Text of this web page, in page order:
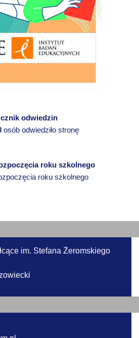
odwiedzin
osób odwiedziło stronę
roku szkolnego
roku szkolnego
im. Stefana Żeromskiego